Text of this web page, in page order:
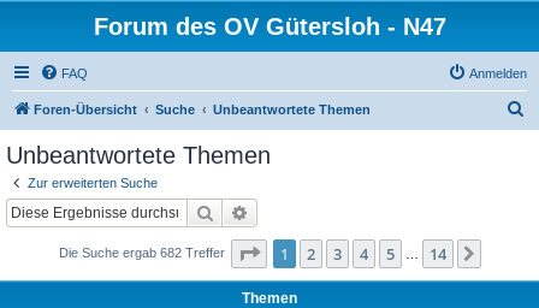
Forum des OV Gütersloh - N47
FAQ Anmelden
Foren-Übersicht Suche Unbeantwortete Themen
Unbeantwortete Themen
Zur erweiterten Suche
Suche
Die Suche ergab 682 Treffer Seite 1von 14
1 2 3 4 5 14
Themen